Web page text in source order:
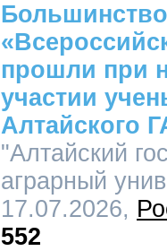
прошли при
участии
Алтайского
"Алтайский
аграрный
17.07.2026,
552